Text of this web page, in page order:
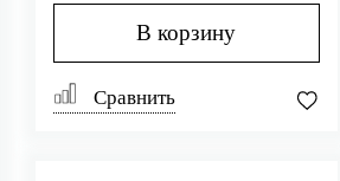
В корзину
Сравнить